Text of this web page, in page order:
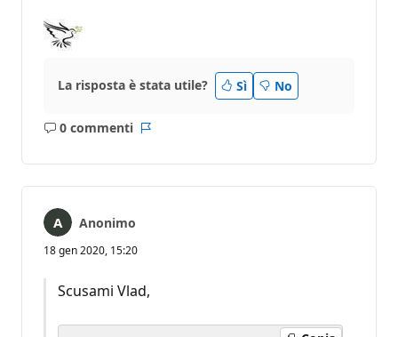
La risposta è stata utile? Sì No
0 commenti
Nessun
Anonimo
18 gen 2020, 15:20
Scusami Vlad,